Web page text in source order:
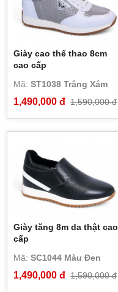
Giày cao thể thao 8cm
cao cấp
Mã:ST1038 Trắng Xám
1,490,000 đ 1,590,000 đ
Giày tăng 8m da thật cao
cấp
Mã:SC1044 Màu Đen
1,490,000 đ 1,590,000 đ